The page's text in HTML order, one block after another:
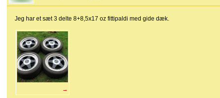
Jeg har et sæt 3 delte 8+8,5x17 oz fittipaldi med gide dæk.
→